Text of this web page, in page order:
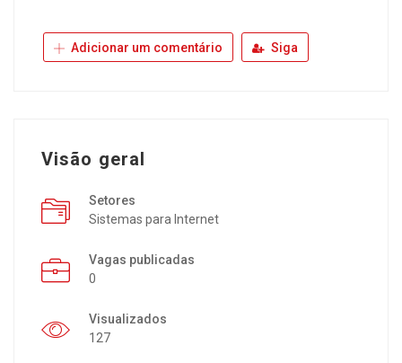
Adicionar um comentário Siga
Visão geral
Setores
Sistemas para Internet
Vagas publicadas
0
Visualizados
127